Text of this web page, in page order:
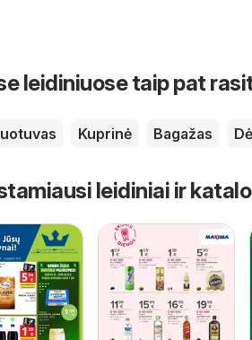
leidiniuose taip pat
Kuprinė Bagažas
leidiniai ir